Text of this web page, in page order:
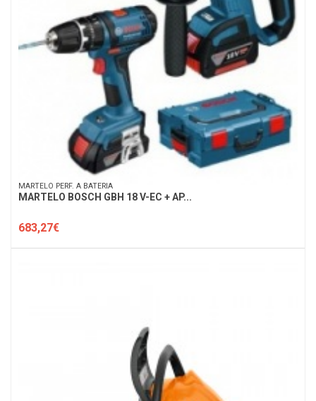
MARTELO PERF. A BATERIA
MARTELO BOSCH GBH 18 V-EC + AP...
683,27€